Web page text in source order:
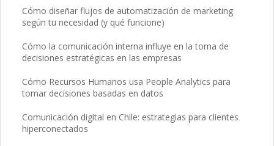
Cómo diseñar flujos de automatización de marketing
según tu necesidad (y qué funcione)
Cómo la comunicación interna influye en la toma de
decisiones estratégicas en las empresas
Cómo Recursos Humanos usa People Analytics para
tomar decisiones basadas en datos
Comunicación digital en Chile: estrategias para clientes
hiperconectados